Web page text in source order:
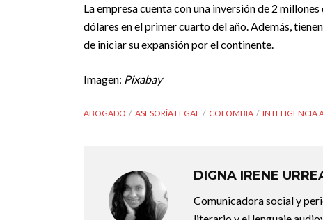
La empresa cuenta con una inversión de 2
dólares en el primer cuarto del año. Además,
de iniciar su expansión por el continente.
Imagen: Pixabay
ABOGADO ASESORÍA LEGAL COLOMBIA INTELIGENCIA
DIGNA IRENE
Comunicadora social y